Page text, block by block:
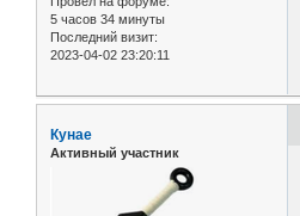
5 часов 34 минуты
Последний визит:
2023-04-02 23:20:11
Кунае
Активный участник